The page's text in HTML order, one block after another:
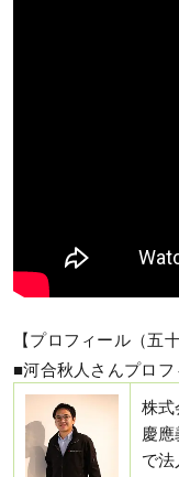
【プロフィール（五
■河合秋人さんプロフ
株式
慶
で法